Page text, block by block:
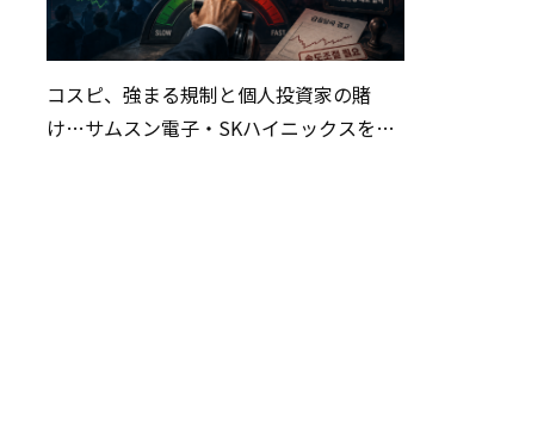
コスピ、強まる規制と個人投資家の賭
け…サムスン電子・SKハイニックスを巡